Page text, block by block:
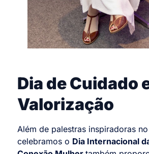
Dia de Cuidado
Valorização
Além de palestras inspiradoras
celebramos o Dia Internacional